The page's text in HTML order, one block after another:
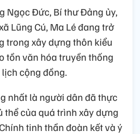
Ngọc Đức, Bí thư Đảng ủy,
Lũng Cú, Ma Lé đang trở
trong xây dựng thôn kiểu
tồn văn hóa truyền thống
cộng đồng.
nhất là người dân đã thực
thể của quá trình xây dựng
tinh thần đoàn kết và ý